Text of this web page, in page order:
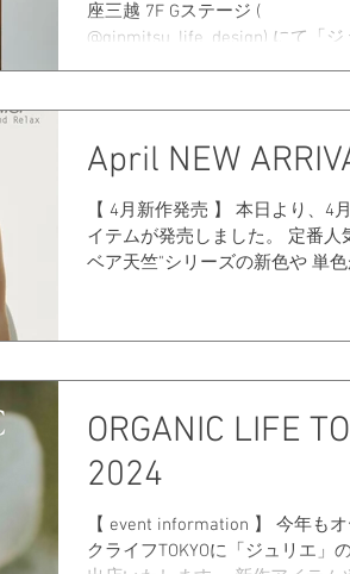
座三越 7F Gステージ (
@ginmitsu_life_design) にて「ジ
ト』を発売！！...
April NEW
【 4月新作発売 】 本日より、4
イテムが発売しました。 定番人気
ベア天竺"シリーズの新色や 単色
シーズン人気のスイムウェアも
ORGANIC LIFE
2024
【 event information 】 今年もオ
クライフTOKYOに「ジュリエ」